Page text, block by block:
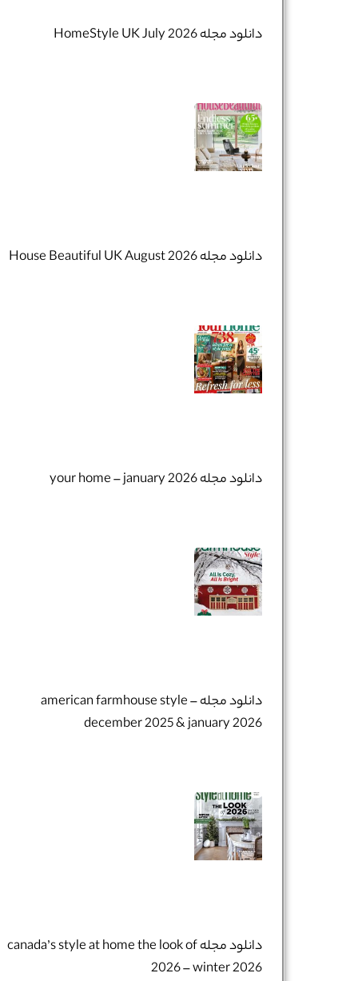
دانلود مجله HomeStyle UK July 2026
دانلود مجله House Beautiful UK August 2026
دانلود مجله your home – january 2026
دانلود مجله american farmhouse style –
december 2025 & january 2026
دانلود مجله canada’s style at home the look of
2026 – winter 2026
شماره واتس‌اپ : *